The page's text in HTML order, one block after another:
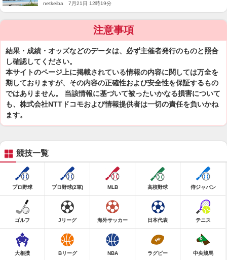
netkeiba 7月21日 12時19分
注意事項
結果・成績・オッズなどのデータは、必ず主催者発行のものと照合
し確認してください。
本サイトのページ上に掲載されている情報の内容に関しては万全を
期しておりますが、その内容の正確性および安全性を保証するもの
ではありません。 当該情報に基づいて被ったいかなる損害について
も、株式会社NTTドコモおよび情報提供者は一切の責任を負いかね
ます。
競技一覧
プロ野球 プロ野球(2軍) MLB 高校野球 侍ジャパン
ゴルフ Jリーグ 海外サッカー 日本代表 テニス
大相撲 Bリーグ NBA ラグビー 中央競馬